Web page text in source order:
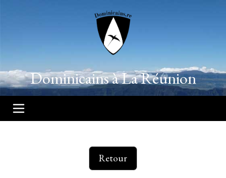
Dominicains à La Réunion
Retour